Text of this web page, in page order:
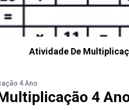
Atividade De
4 Ano
4